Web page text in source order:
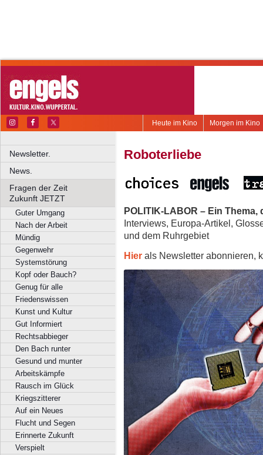
Morgen im Kino
Heute im Kino
Newsletter.
News.
Fragen der Zeit
Zukunft JETZT
Guter Umgang
Nach der Arbeit
Mündig
Gegenwehr
Systemstörung
Kopf oder Bauch?
Genug für alle
Friedenswissen
Kunst und Kultur
Gut Informiert
Rechtsabbieger
Den Bach runter
Gesund und munter
Arbeitskämpfe
Rausch im Glück
Kriegszitterer
Auf ein Neues
Flucht und Segen
Erinnerte Zukunft
Verspielt
Roboterliebe
POLITIK-LABOR – Ein
Interviews, Europa-Artikel,
und dem Ruhrgebiet
Hier als Newsletter abonnieren,